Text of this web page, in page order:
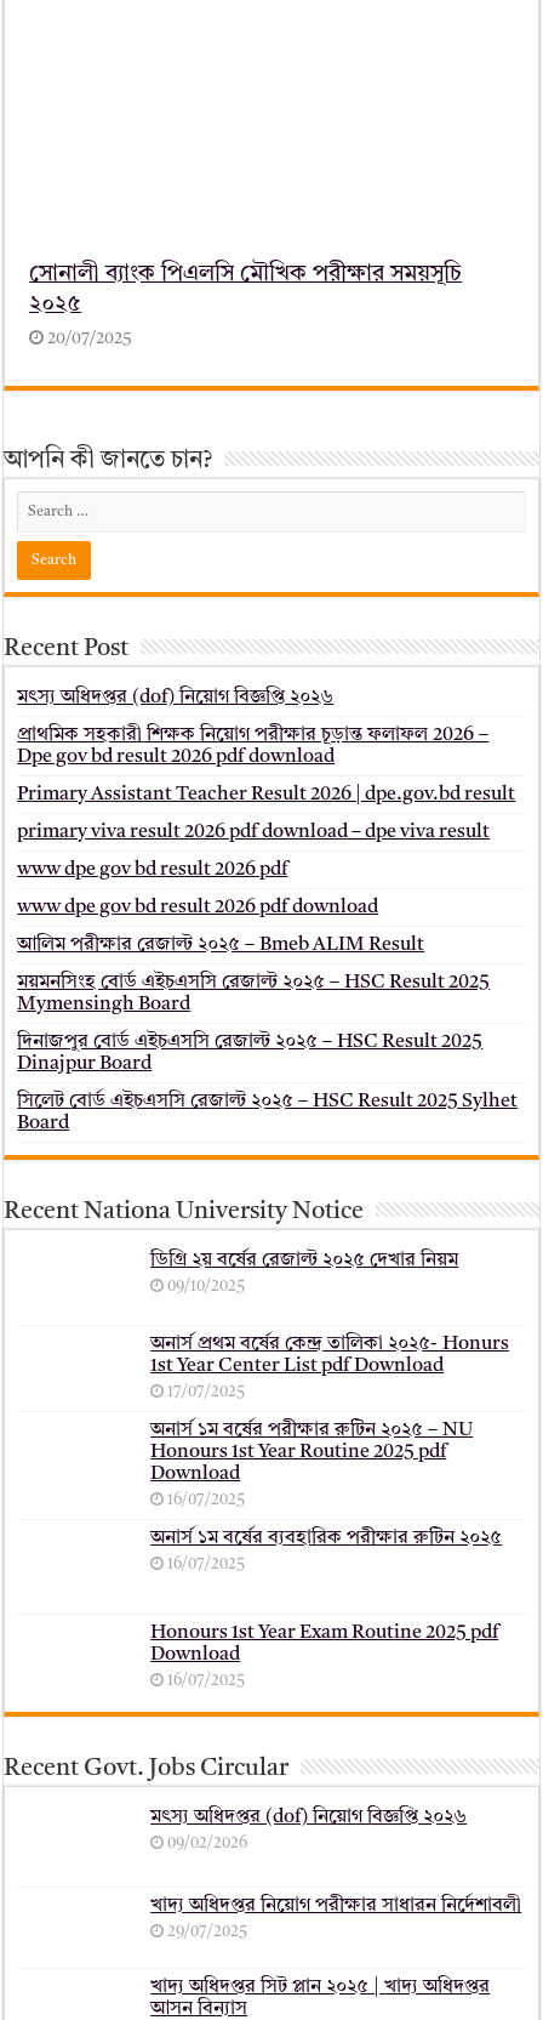
সোনালী ব্যাংক পিএলসি মৌখিক পরীক্ষার সময়সূচি
২০২৫
20/07/2025
আপনি কী জানতে চান?
Recent Post
মৎস্য অধিদপ্তর (dof) নিয়োগ বিজ্ঞপ্তি ২০২৬
প্রাথমিক সহকারী শিক্ষক নিয়োগ পরীক্ষার চূড়ান্ত ফলাফল 2026 –
Dpe gov bd result 2026 pdf download
Primary Assistant Teacher Result 2026 | dpe.gov.bd result
primary viva result 2026 pdf download – dpe viva result
www dpe gov bd result 2026 pdf
www dpe gov bd result 2026 pdf download
আলিম পরীক্ষার রেজাল্ট ২০২৫ – Bmeb ALIM Result
ময়মনসিংহ বোর্ড এইচএসসি রেজাল্ট ২০২৫ – HSC Result 2025
Mymensingh Board
দিনাজপুর বোর্ড এইচএসসি রেজাল্ট ২০২৫ – HSC Result 2025
Dinajpur Board
সিলেট বোর্ড এইচএসসি রেজাল্ট ২০২৫ – HSC Result 2025 Sylhet
Board
Recent Nationa University Notice
ডিগ্রি ২য় বর্ষের রেজাল্ট ২০২৫ দেখার নিয়ম
09/10/2025
অনার্স প্রথম বর্ষের কেন্দ্র তালিকা ২০২৫- Honurs
1st Year Center List pdf Download
17/07/2025
অনার্স ১ম বর্ষের পরীক্ষার রুটিন ২০২৫ – NU
Honours 1st Year Routine 2025 pdf
Download
16/07/2025
অনার্স ১ম বর্ষের ব্যবহারিক পরীক্ষার ‍রুটিন ২০২৫
16/07/2025
Honours 1st Year Exam Routine 2025 pdf
Download
16/07/2025
Recent Govt. Jobs Circular
মৎস্য অধিদপ্তর (dof) নিয়োগ বিজ্ঞপ্তি ২০২৬
09/02/2026
খাদ্য অধিদপ্তর নিয়োগ পরীক্ষার সাধারন নির্দেশাবলী
29/07/2025
খাদ্য অধিদপ্তর সিট প্লান ২০২৫ | খাদ্য অধিদপ্তর
আসন বিন্যাস